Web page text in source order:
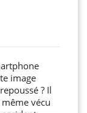
image
? Il
vécu